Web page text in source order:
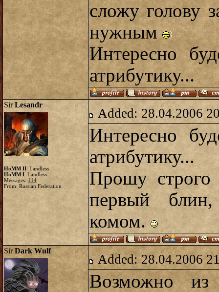
сложу голову
нужным
Интересно
атрибутику...
SirLesandr
HoMM II: Landless
HoMM I: Landless
Messages: 114
From: Russian Federation
Added: 28.04.2006
Интересно
атрибутику...
Прошу строго
первый блин,
комом.
SirDark Wulf
Added: 28.04.2006
Возможно из